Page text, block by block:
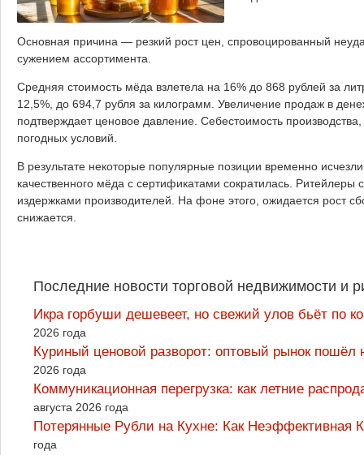
Основная причина — резкий рост цен, спровоцированный
сужением ассортимента.
Средняя стоимость мёда взлетела на 16% до 868 рублей за
12,5%, до 694,7 рубля за килограмм. Увеличение продаж в
подтверждает ценовое давление. Себестоимость
погодных условий.
В результате некоторые популярные позиции временно
качественного мёда с сертификатами сократилась.
издержками производителей. На фоне этого, ожидается рост
снижается.
Последние новости торговой недвижимости и
Икра горбуши дешевеет, но свежий улов бьёт по
2026 года
Куриный ценовой разворот: оптовый рынок
2026 года
Коммуникационная перегрузка: как летние
августа 2026 года
Потерянные Рубли на Кухне: Как
года